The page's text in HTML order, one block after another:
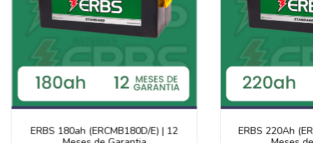
ERBS 180ah (ERCMB180D/E) | 12
ERBS 220Ah